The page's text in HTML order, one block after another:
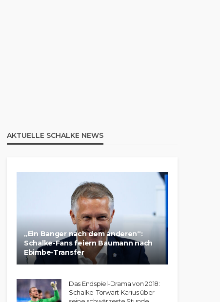
AKTUELLE SCHALKE NEWS
„Ein Banger nach dem anderen“:
Schalke-Fans feiern Baumann nach
Ebimbe-Transfer
Das Endspiel-Drama von 2018:
Schalke-Torwart Karius über